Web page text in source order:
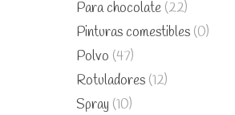
Para chocolate (22)
Pinturas comestibles (0)
Polvo (47)
Rotuladores (12)
Spray (10)